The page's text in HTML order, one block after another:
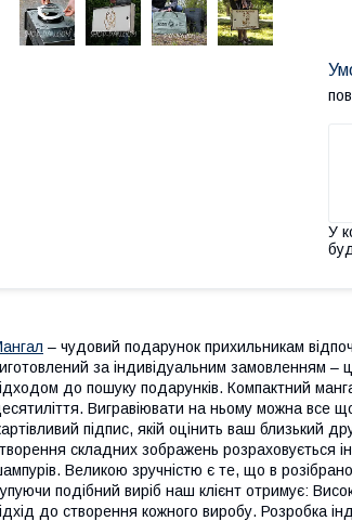
У
– чудовий подарунок прихильникам
за індивідуальним замовленням
до пошуку подарунків. Компактний
Вигравіювати на ньому можна все
підпис, якій оцінить ваш близький
складних зображень розраховується
Великою зручністю є те, що в
подібний виріб наш клієнт отримує:
до створення кожного виробу. Розробка